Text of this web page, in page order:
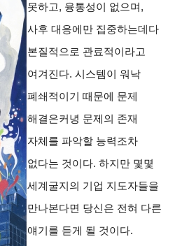
못하고, 융통성이 없으며,
사후 대응에만 집중하는데다
본질적으로 관료적이라고
여겨진다. 시스템이 워낙
폐쇄적이기 때문에 문제
해결은커녕 문제의 존재
자체를 파악할 능력조차
없다는 것이다. 하지만 몇몇
세계굴지의 기업 지도자들을
만나본다면 당신은 전혀 다른
얘기를 듣게 될 것이다.